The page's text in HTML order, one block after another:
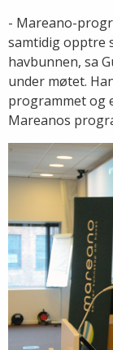
- Mareano-
samtidig opptre
havbunnen, sa
under møtet.
programmet og
Mareanos